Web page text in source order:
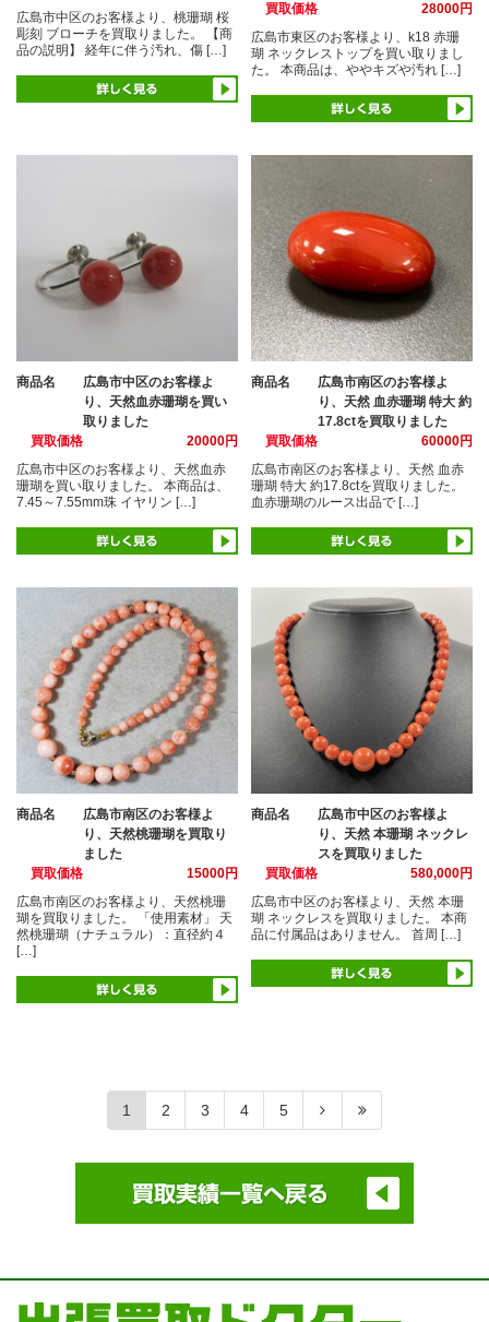
広島市中区のお客様より、桃珊瑚 桜
彫刻 ブローチを買取りました。 【商
品の説明】 経年に伴う汚れ、傷 […]
買取価格
28000円
広島市東区のお客様より、k18 赤珊
瑚 ネックレストップを買い取りまし
た。 本商品は、ややキズや汚れ […]
商品名
広島市中区のお客様よ
り、天然血赤珊瑚を買い
取りました
買取価格
20000円
広島市中区のお客様より、天然血赤
珊瑚を買い取りました。 本商品は、
7.45～7.55mm珠 イヤリン […]
商品名
広島市南区のお客様よ
り、天然 血赤珊瑚 特大 約
17.8ctを買取りました
買取価格
60000円
広島市南区のお客様より、天然 血赤
珊瑚 特大 約17.8ctを買取りました。
血赤珊瑚のルース出品で […]
商品名
広島市南区のお客様よ
り、天然桃珊瑚を買取り
ました
買取価格
15000円
広島市南区のお客様より、天然桃珊
瑚を買取りました。 「使用素材」 天
然桃珊瑚（ナチュラル）：直径約４
[…]
商品名
広島市中区のお客様よ
り、天然 本珊瑚 ネックレ
スを買取りました
買取価格
580,000円
広島市中区のお客様より、天然 本珊
瑚 ネックレスを買取りました。 本商
品に付属品はありません。 首周 […]
1 2 3 4 5